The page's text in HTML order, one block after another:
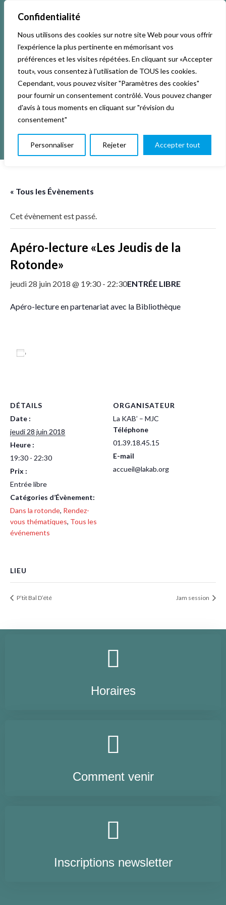
Confidentialité
Nous utilisons des cookies sur notre site Web pour vous offrir
l'expérience la plus pertinente en mémorisant vos
préférences et les visites répétées. En cliquant sur «Accepter
tout», vous consentez à l'utilisation de TOUS les cookies.
Cependant, vous pouvez visiter "Paramètres des cookies"
pour fournir un consentement contrôlé. Vous pouvez changer
d'avis à tous moments en cliquant sur "révision du
consentement"
Personnaliser Rejeter Accepter tout
Événements Studios L’association
La vie de La KAB’ Club
« Tous les Évènements
Cet évènement est passé.
Apéro-lecture «Les Jeudis de la
Rotonde»
jeudi 28 juin 2018 @ 19:30- 22:30ENTRÉE LIBRE
Apéro-lecture en partenariat avec la Bibliothèque
DÉTAILS
Date :
jeudi 28 juin 2018
Heure :
19:30 - 22:30
Prix :
Entrée libre
Catégories d’Évènement:
Dans la rotonde, Rendez-
vous thématiques, Tous les
événements
ORGANISATEUR
La KAB’ – MJC
Téléphone
01.39.18.45.15
E-mail
accueil@lakab.org
LIEU
P’tit Bal D’été Jam session
Horaires
Comment venir
Inscriptions newsletter